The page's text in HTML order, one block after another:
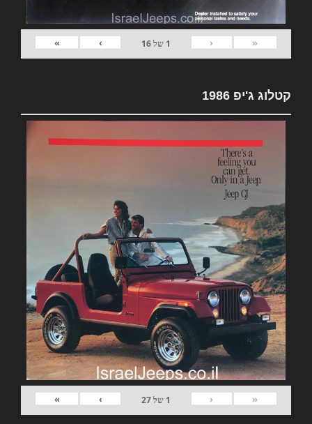
«
‹
1 של16
›
»
קטלוג ג'יפ 1986
«
‹
1 של27
›
»